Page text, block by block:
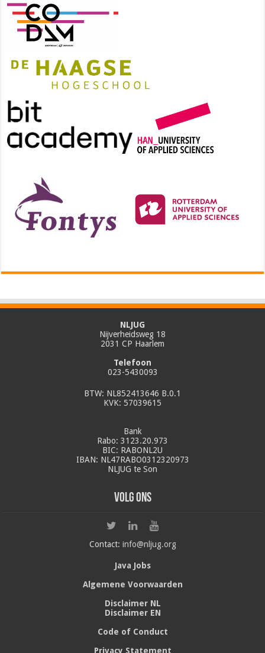
NLJUG
Nijverheidsweg 18
2031 CP Haarlem
Telefoon
023-5430093
BTW: NL852413646 B.0.1
KVK: 57039615
Bank
Rabo: 3123.20.973
BIC: RABONL2U
IBAN: NL47RABO0312320973
NLJUG te Son
Volg ons
Contact: info@nljug.org
Java Jobs
Algemene Voorwaarden
Disclaimer NL
Disclaimer EN
Code of Conduct
Privacy Statement